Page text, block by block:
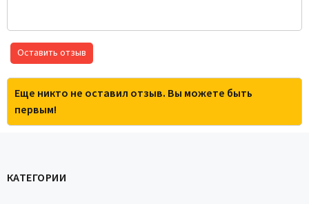
Оставить отзыв
Еще никто не оставил отзыв. Вы можете быть
первым!
КАТЕГОРИИ